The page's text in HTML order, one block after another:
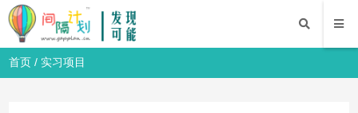
首页 / 实习项目